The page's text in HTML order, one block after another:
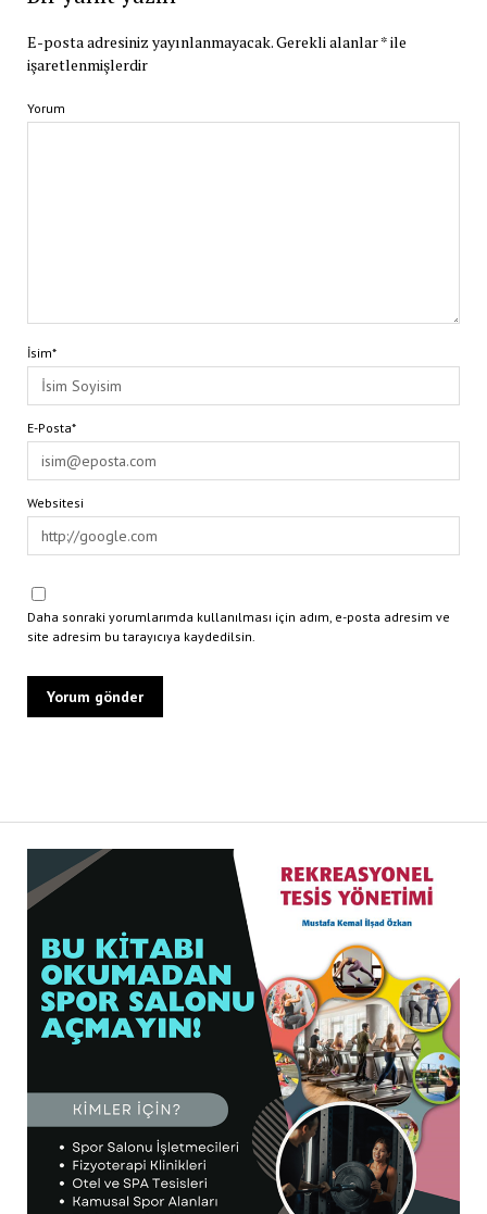
E-posta adresiniz yayınlanmayacak.Gerekli alanlar*ile
işaretlenmişlerdir
Yorum
İsim*
E-Posta*
Websitesi
Daha sonraki yorumlarımda kullanılması için adım, e-posta adresim ve
site adresim bu tarayıcıya kaydedilsin.